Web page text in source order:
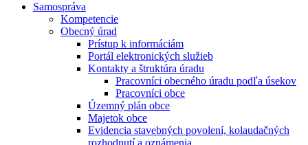
Samospráva
Kompetencie
Obecný úrad
Prístup k informáciám
Portál elektronických služieb
Kontakty a štruktúra úradu
Pracovníci obecného úradu podľa úsekov
Pracovníci obce
Územný plán obce
Majetok obce
Evidencia stavebných povolení, kolaudačných
rozhodnutí a oznámenia